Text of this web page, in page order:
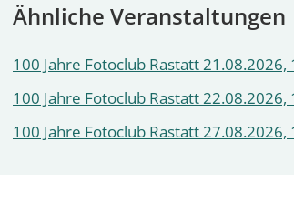
Ähnliche Veranstaltungen
100 Jahre Fotoclub Rastatt
100 Jahre Fotoclub Rastatt
100 Jahre Fotoclub Rastatt